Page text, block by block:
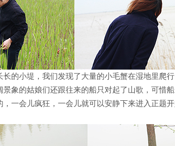
长的小堤，我们发现了大量的小毛蟹在湿地里爬
象的姑娘们还跟往来的船只对起了山歌，可惜
，一会儿疯狂，一会儿就可以安静下来进入正题